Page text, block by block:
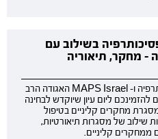
בשילוב עם
- מחקר, תיאוריה
מכון מפרשים לחקר והוראת הפסיכותרפיה ו- MAPS Israel האגודה הרב
ליום עיון שיוקדש לבחינה
מחקרים קליניים בטיפול
שילוב של מסגרות תיאורטיות,
ממחקרים קליניים.